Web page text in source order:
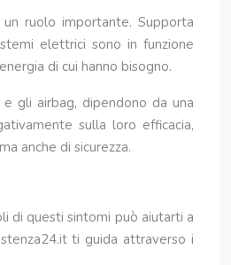
ruolo importante. Supporta
elettrici sono in funzione
di cui hanno bisogno.
gli airbag, dipendono da una
sulla loro efficacia,
anche di sicurezza.
di questi sintomi può aiutarti a
ti guida attraverso i